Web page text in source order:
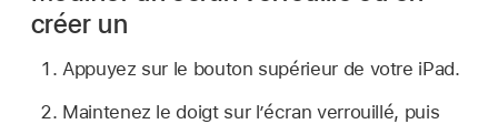
créer un
Appuyez sur le bouton supérieur de votre iPad.
Maintenez le doigt sur l’écran verrouillé, puis